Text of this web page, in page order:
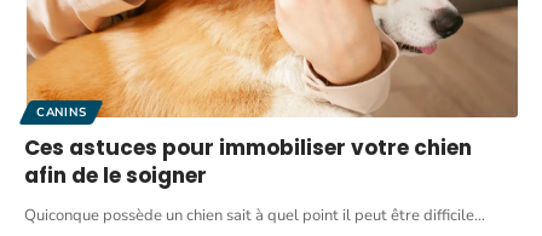
CANINS
Ces astuces pour immobiliser votre chien
afin de le soigner
Quiconque possède un chien sait à quel point il peut être difficile…